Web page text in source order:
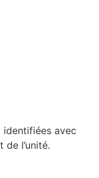
avec
de l’unité.